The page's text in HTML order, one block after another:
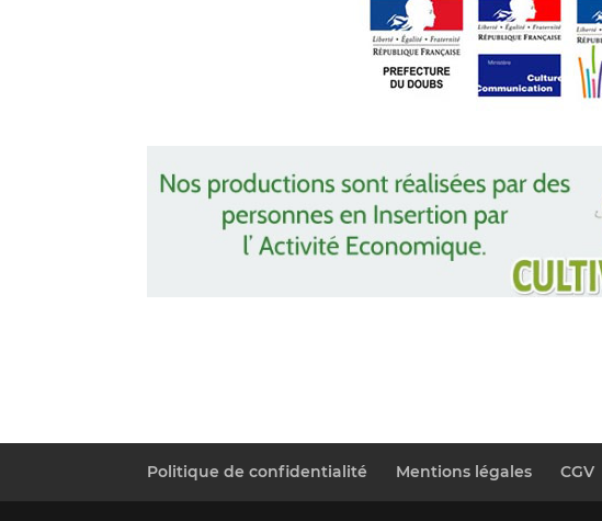
Politique de confidentialité Mentions légales CGV